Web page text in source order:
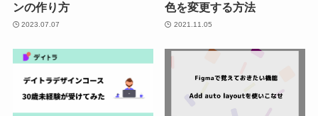
ンの作り方
2023.07.07
色を変更する方法
2021.11.05